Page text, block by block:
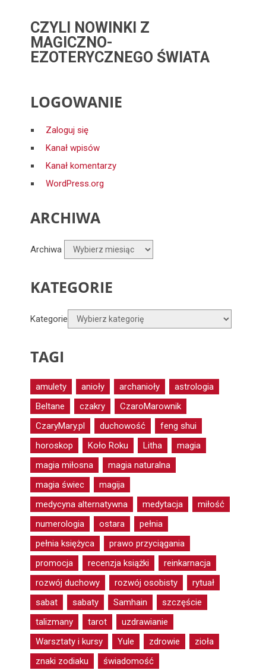
CZYLI NOWINKI Z
MAGICZNO-
EZOTERYCZNEGO ŚWIATA
LOGOWANIE
Zaloguj się
Kanał wpisów
Kanał komentarzy
WordPress.org
ARCHIWA
Archiwa
KATEGORIE
Kategorie
TAGI
amulety anioły archanioły
astrologia
Beltane
czakry
CzaroMarownik
CzaryMary.pl
duchowość
feng shui
horoskop
Koło Roku Litha
magia
magia miłosna
magia naturalna
magia świec
magija
medycyna alternatywna
medytacja
miłość
numerologia
ostara
pełnia
pełnia księżyca
prawo przyciągania
promocja
recenzja książki
reinkarnacja
rozwój duchowy
rozwój osobisty
rytuał
sabat
sabaty Samhain
szczęście
talizmany
tarot
uzdrawianie
Warsztaty i kursy
Yule zdrowie
zioła
znaki zodiaku
świadomość